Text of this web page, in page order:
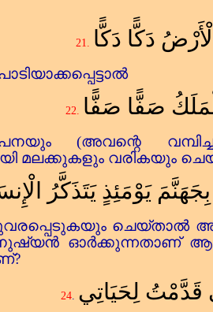
21. دَكًّا دَكًّا
22. صَفًّا صَفًّا
(അവന്റെ
മലക്കുകളും വരികയും
يَوْمَئِذٍ يَتَذَكَّرُ
ചെയ്താൽ
ഓർക്കുന്നതാണ്‌
?
24 قَدَّمْتُ لِحَيَاتِي